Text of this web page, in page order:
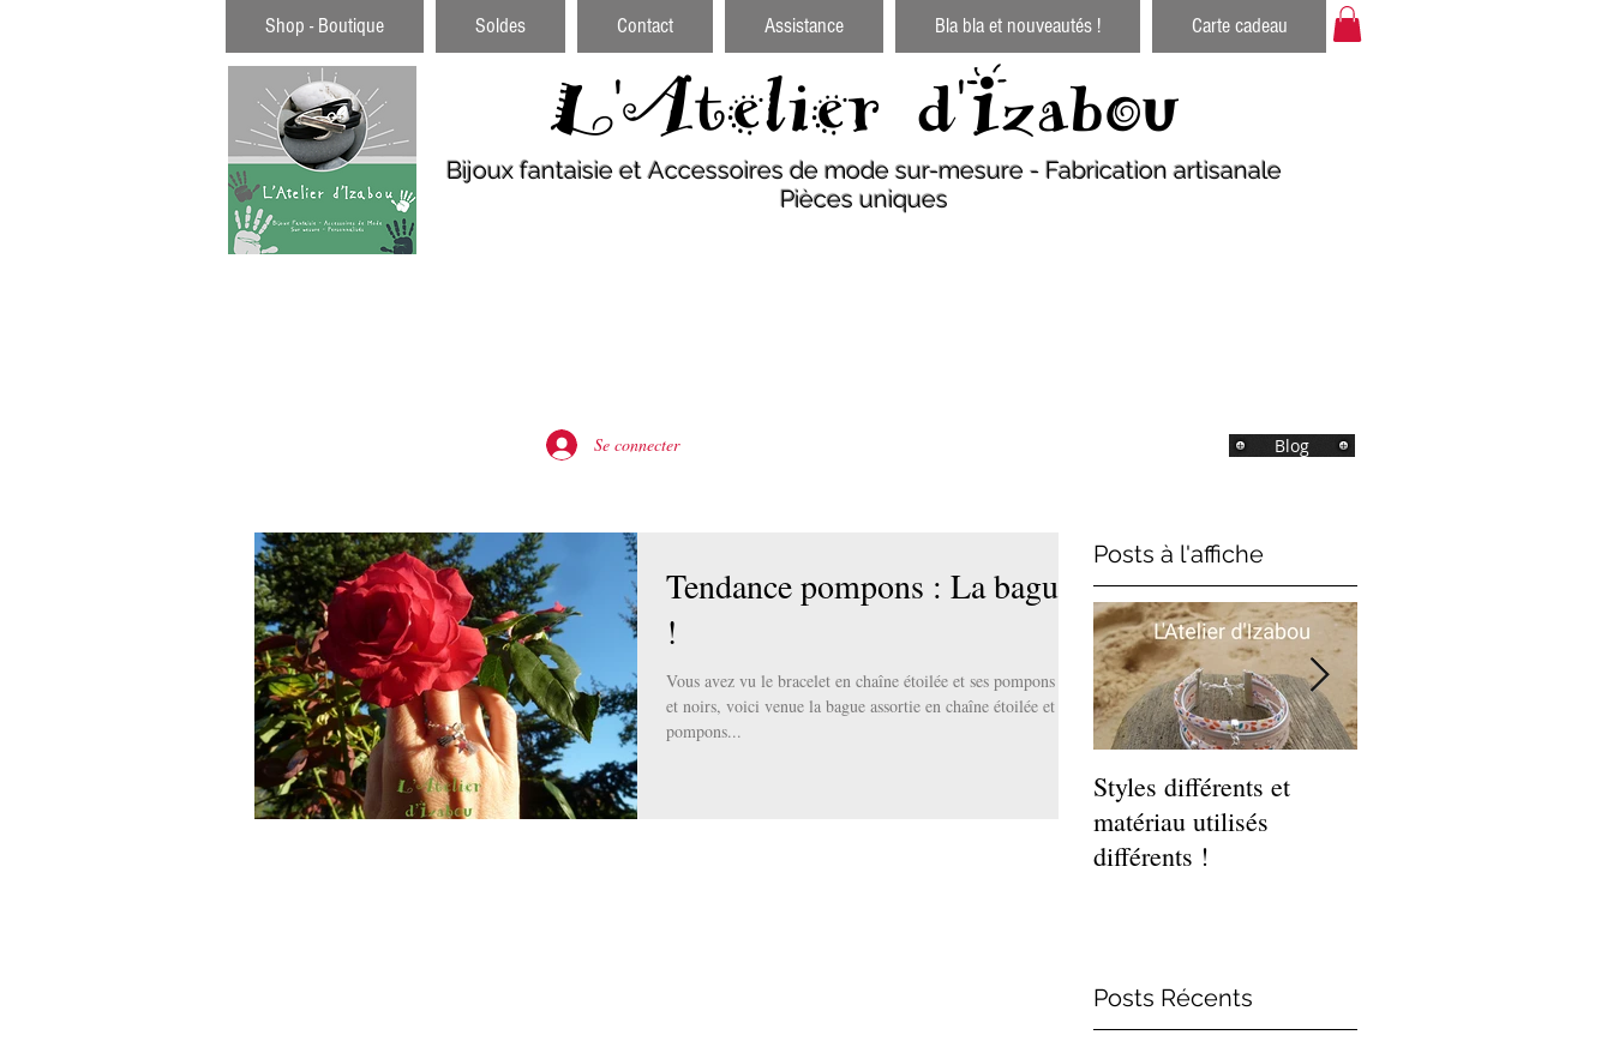
Shop - Boutique Soldes Contact Assistance Bla bla et nouveautés ! Carte cadeau
L'Atelier d'Izabou
Bijoux fantaisie et Accessoires de mode sur-mesure - Fabrication artisanale
Pièces uniques
Se connecter Blog
Tendance pompons : La bague
!
Vous avez vu le bracelet en chaîne étoilée et ses pompons gris
et noirs, voici venue la bague assortie en chaîne étoilée et ses
pompons...
Posts à l'affiche
Styles différents et
matériau utilisés
différents !
Posts Récents